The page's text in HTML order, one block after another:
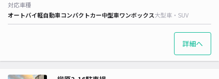
対応車種
オートバイ軽自動車コンパクトカー中型車ワンボックス大型車・SUV
詳細へ